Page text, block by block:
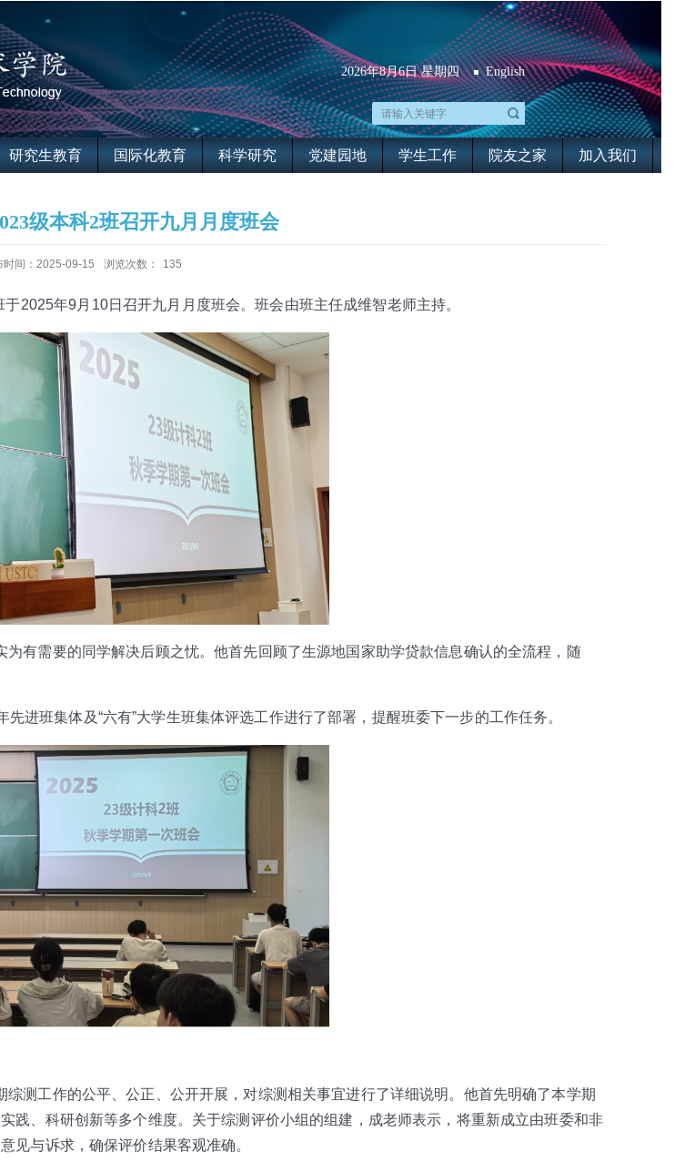
2026年8月6日 星期四 English
研究生教育 国际化教育 科学研究 党建园地 学生工作 院友之家 加入我们
级本科2班召开九月月度班会
时间：2025-09-15 浏览次数： 135
2025年9月10日召开九月月度班会。班会由班主任成维智老师主持。
有需要的同学解决后顾之忧。他首先回顾了生源地国家助学贷款信息确认的全流程，随
进班集体及“六有”大学生班集体评选工作进行了部署，提醒班委下一步的工作任务。
测工作的公平、公正、公开开展，对综测相关事宜进行了详细说明。他首先明确了本学期
践、科研创新等多个维度。关于综测评价小组的组建，成老师表示，将重新成立由班委和非
见与诉求，确保评价结果客观准确。